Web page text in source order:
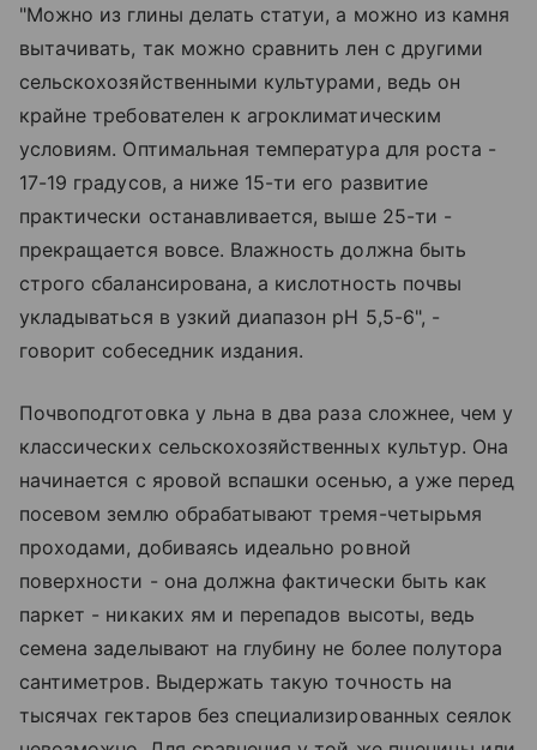
"Можно из глины делать статуи, а можно из камня
вытачивать, так можно сравнить лен с другими
сельскохозяйственными культурами, ведь он
крайне требователен к агроклиматическим
условиям. Оптимальная температура для роста -
17-19 градусов, а ниже 15-ти его развитие
практически останавливается, выше 25-ти -
прекращается вовсе. Влажность должна быть
строго сбалансирована, а кислотность почвы
укладываться в узкий диапазон pH 5,5-6", -
говорит собеседник издания.
Почвоподготовка у льна в два раза сложнее, чем у
классических сельскохозяйственных культур. Она
начинается с яровой вспашки осенью, а уже перед
посевом землю обрабатывают тремя-четырьмя
проходами, добиваясь идеально ровной
поверхности - она должна фактически быть как
паркет - никаких ям и перепадов высоты, ведь
семена заделывают на глубину не более полутора
сантиметров. Выдержать такую точность на
тысячах гектаров без специализированных сеялок